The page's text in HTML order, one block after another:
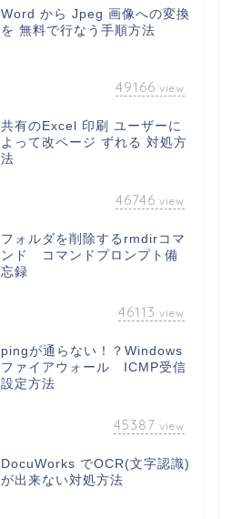
Word から Jpeg 画像への変換
を 無料で行なう手順方法
49166 view
共有のExcel 印刷 ユーザーに
よって改ページ ずれる 対処方
法
46746 view
フォルダを削除するrmdirコマ
ンド コマンドプロンプト備
忘録
46113 view
pingが通らない！？Windows
ファイアウォール ICMP受信
設定方法
45387 view
DocuWorks でOCR(文字認識)
が出来ない対処方法